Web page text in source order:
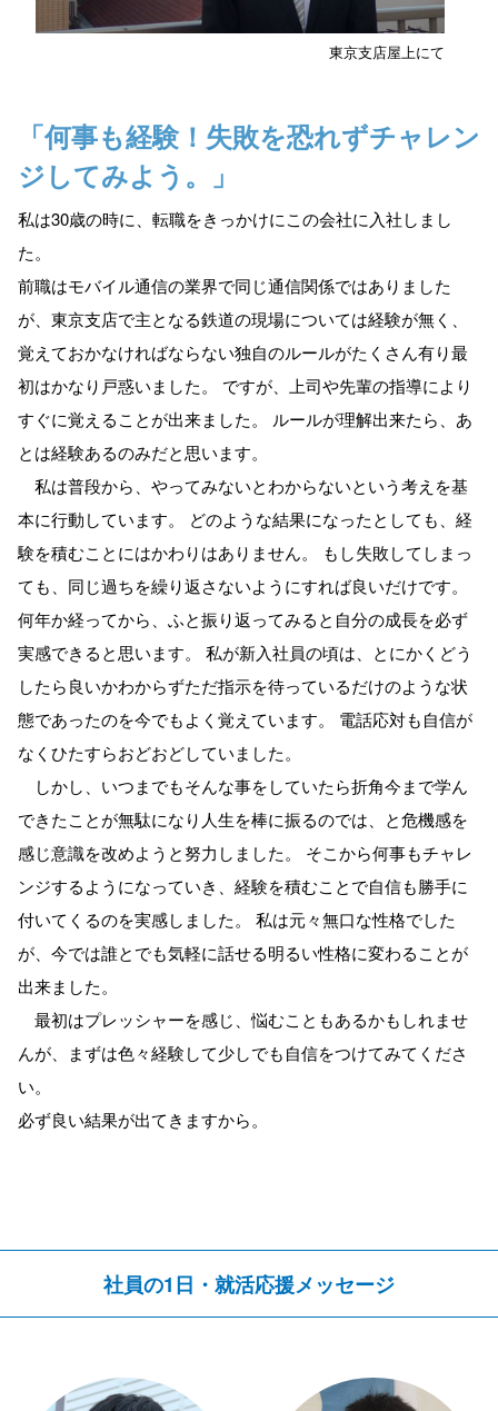
東京支店屋上にて
「何事も経験！失敗を恐れずチャレン
ジしてみよう。」
私は30歳の時に、転職をきっかけにこの会社に入社しまし
た。
前職はモバイル通信の業界で同じ通信関係ではありました
が、東京支店で主となる鉄道の現場については経験が無く、
覚えておかなければならない独自のルールがたくさん有り最
初はかなり戸惑いました。 ですが、上司や先輩の指導により
すぐに覚えることが出来ました。 ルールが理解出来たら、あ
とは経験あるのみだと思います。
私は普段から、やってみないとわからないという考えを基
本に行動しています。 どのような結果になったとしても、経
験を積むことにはかわりはありません。 もし失敗してしまっ
ても、同じ過ちを繰り返さないようにすれば良いだけです。
何年か経ってから、ふと振り返ってみると自分の成長を必ず
実感できると思います。 私が新入社員の頃は、とにかくどう
したら良いかわからずただ指示を待っているだけのような状
態であったのを今でもよく覚えています。 電話応対も自信が
なくひたすらおどおどしていました。
しかし、いつまでもそんな事をしていたら折角今まで学ん
できたことが無駄になり人生を棒に振るのでは、と危機感を
感じ意識を改めようと努力しました。 そこから何事もチャレ
ンジするようになっていき、経験を積むことで自信も勝手に
付いてくるのを実感しました。 私は元々無口な性格でした
が、今では誰とでも気軽に話せる明るい性格に変わることが
出来ました。
最初はプレッシャーを感じ、悩むこともあるかもしれませ
んが、まずは色々経験して少しでも自信をつけてみてくださ
い。
必ず良い結果が出てきますから。
社員の1日・就活応援メッセージ